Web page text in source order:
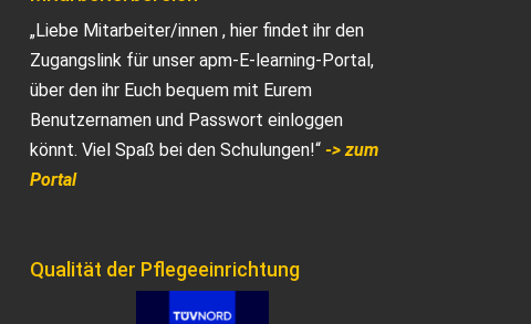
„Liebe Mitarbeiter/innen , hier findet ihr den
Zugangslink für unser apm-E-learning-Portal,
über den ihr Euch bequem mit Eurem
Benutzernamen und Passwort einloggen
könnt. Viel Spaß bei den Schulungen!“ -> zum
Portal
Qualität der Pflegeeinrichtung